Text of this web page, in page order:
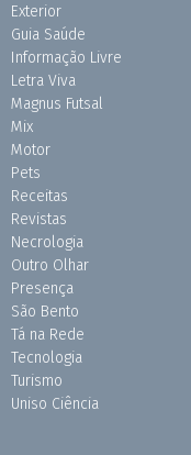
Exterior
Guia Saúde
Informação Livre
Letra Viva
Magnus Futsal
Mix
Motor
Pets
Receitas
Revistas
Necrologia
Outro Olhar
Presença
São Bento
Tá na Rede
Tecnologia
Turismo
Uniso Ciência